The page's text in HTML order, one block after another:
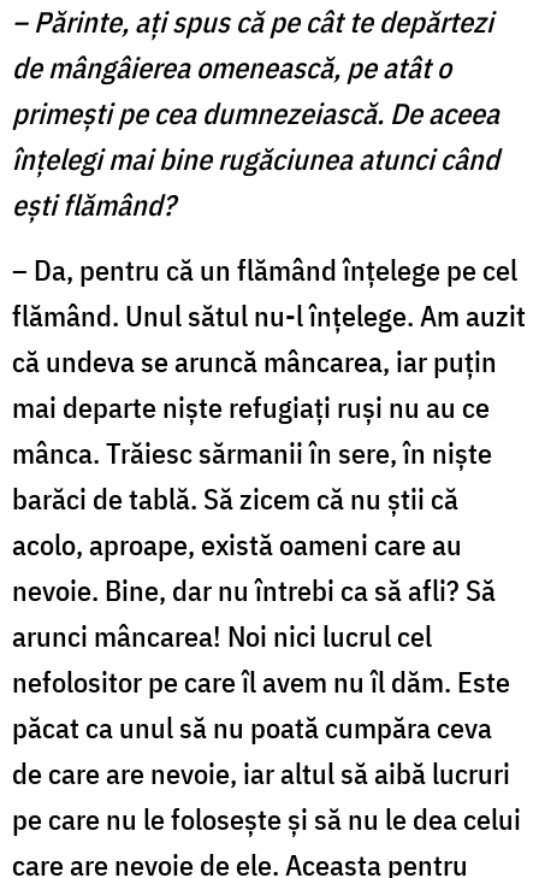
– Părinte, ați spus că pe cât te depărtezi
de mângâierea omenească, pe atât o
primești pe cea dumnezeiască. De aceea
înțelegi mai bine rugăciunea atunci când
ești flămând?
– Da, pentru că un flămând înțelege pe cel
flă­mând. Unul sătul nu-l înțelege. Am auzit
că undeva se aruncă mâncarea, iar puțin
mai departe niște re­fugiați ruși nu au ce
mânca. Trăiesc sărmanii în sere, în niște
barăci de tablă. Să zicem că nu știi că
acolo, aproape, există oameni care au
nevoie. Bine, dar nu întrebi ca să afli? Să
arunci mâncarea! Noi nici lucrul cel
nefolositor pe care îl avem nu îl dăm. Este
păcat ca unul să nu poată cumpăra ceva
de care are nevo­ie, iar altul să aibă lucruri
pe care nu le folosește și să nu le dea celui
care are nevoie de ele. Aceasta pentru